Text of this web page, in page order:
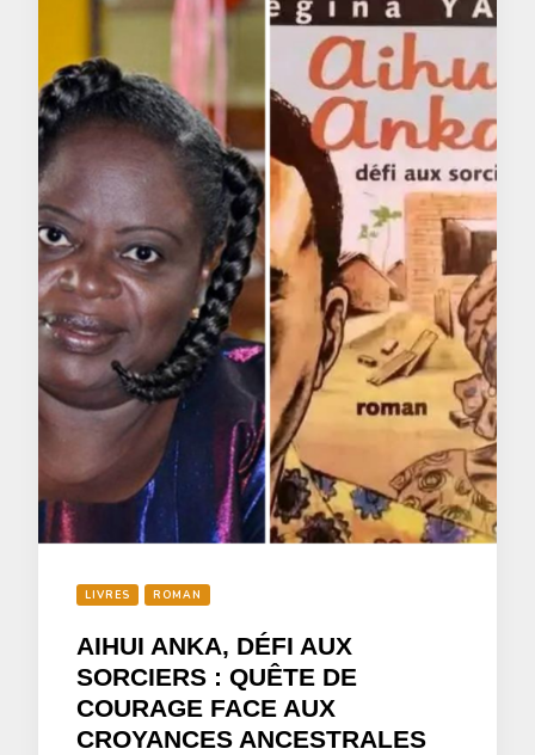
LIVRES ROMAN
AIHUI ANKA, DÉFI AUX
SORCIERS : QUÊTE DE
COURAGE FACE AUX
CROYANCES ANCESTRALES